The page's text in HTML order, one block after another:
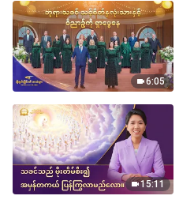
6:05
15:11